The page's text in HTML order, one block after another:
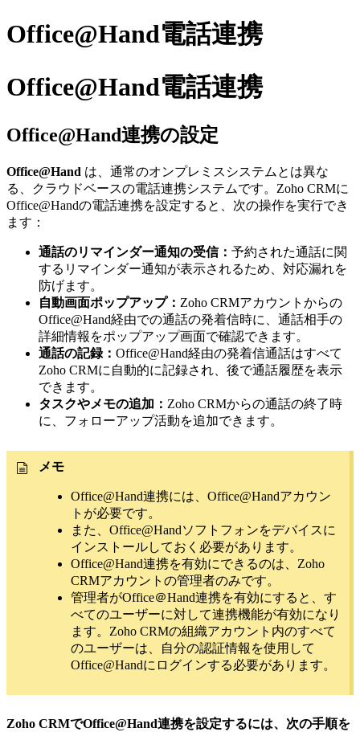
Office@Hand電話連携
Office@Hand電話連携
Office@Hand連携の設定
Office@Hand は、通常のオンプレミスシステムとは異な
る、クラウドベースの電話連携システムです。Zoho CRMに
Office@Handの電話連携を設定すると、次の操作を実行でき
ます：
通話のリマインダー通知の受信： 予約された通話に関
するリマインダー通知が表示されるため、対応漏れを
防げます。
自動画面ポップアップ： Zoho CRMアカウントからの
Office@Hand経由での通話の発着信時に、通話相手の
詳細情報をポップアップ画面で確認できます。
通話の記録： Office@Hand経由の発着信通話はすべて
Zoho CRMに自動的に記録され、後で通話履歴を表示
できます。
タスクやメモの追加： Zoho CRMからの通話の終了時
に、フォローアップ活動を追加できます。
メモ
Office@Hand連携には、Office@Handアカウン
トが必要です。
また、Office@Handソフトフォンをデバイスに
インストールしておく必要があります。
Office@Hand連携を有効にできるのは、Zoho
CRMアカウントの管理者のみです。
管理者がOffice＠Hand連携を有効にすると、す
べてのユーザーに対して連携機能が有効になり
ます。Zoho CRMの組織アカウント内のすべて
のユーザーは、自分の認証情報を使用して
Office@Handにログインする必要があります。
Zoho CRMでOffice@Hand連携を設定するには、次の手順を